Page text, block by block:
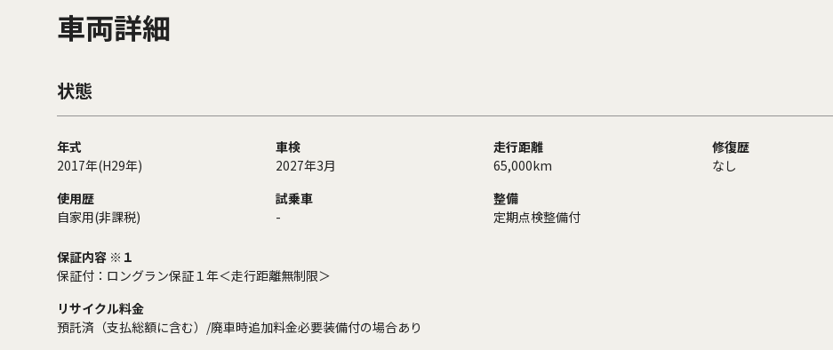
車両詳細
状態
年式
2017年(H29年)
車検
2027年3月
走行距離
65,000km
修復歴
なし
使用歴
自家用(非課税)
試乗車
-
整備
定期点検整備付
保証内容 ※１
保証付：ロングラン保証１年＜走行距離無制限＞
リサイクル料金
預託済（支払総額に含む）/廃車時追加料金必要装備付の場合あり